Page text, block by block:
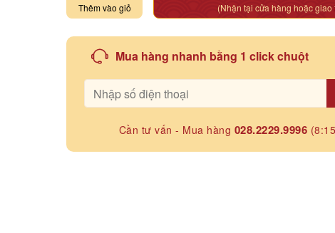
Thêm vào giỏ (Nhận tại cửa hàng hoặc giao
Mua hàng nhanh bằng 1 click chuột
Cần tư vấn - Mua hàng 028.2229.9996